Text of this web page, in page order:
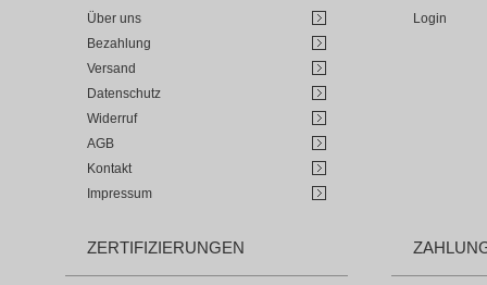
Über uns
Bezahlung
Versand
Datenschutz
Widerruf
AGB
Kontakt
Impressum
Login
ZERTIFIZIERUNGEN